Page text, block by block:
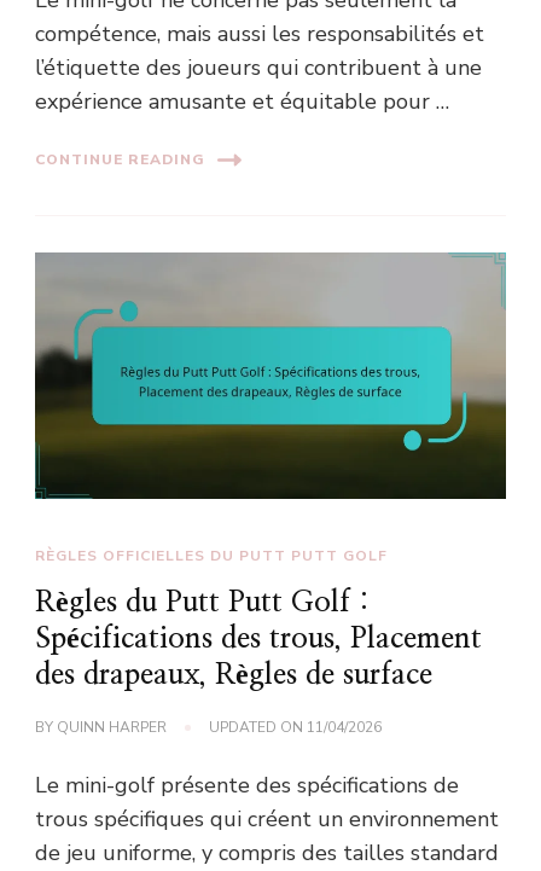
compétence, mais aussi les responsabilités et
l’étiquette des joueurs qui contribuent à une
expérience amusante et équitable pour …
CONTINUE READING
RÈGLES OFFICIELLES DU PUTT PUTT GOLF
Règles du Putt Putt Golf :
Spécifications des trous, Placement
des drapeaux, Règles de surface
BY QUINN HARPER UPDATED ON 11/04/2026
Le mini-golf présente des spécifications de
trous spécifiques qui créent un environnement
de jeu uniforme, y compris des tailles standard